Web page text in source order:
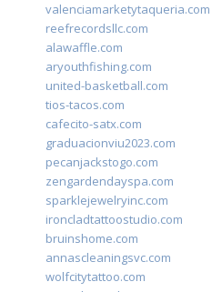
valenciamarketytaqueria.com
reefrecordsllc.com
alawaffle.com
aryouthfishing.com
united-basketball.com
tios-tacos.com
cafecito-satx.com
graduacionviu2023.com
pecanjackstogo.com
zengardendayspa.com
sparklejewelryinc.com
ironcladtattoostudio.com
bruinshome.com
annascleaningsvc.com
wolfcitytattoo.com